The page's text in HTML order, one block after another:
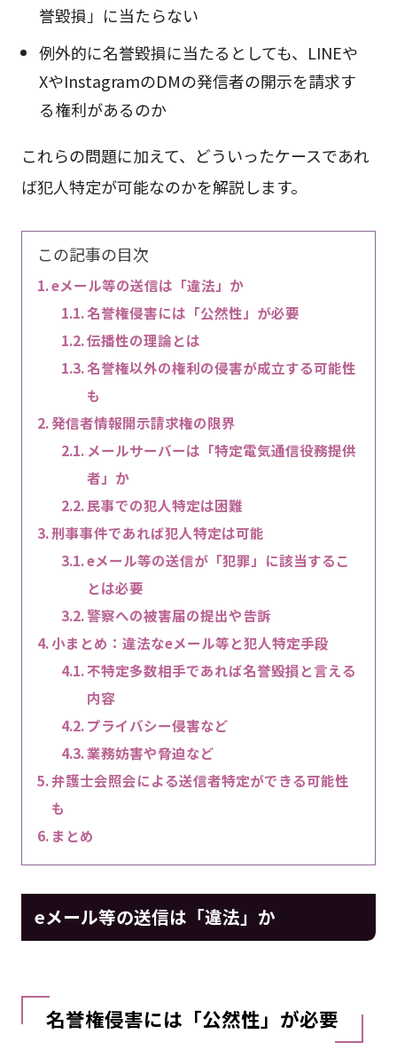
誉毀損」に当たらない
例外的に名誉毀損に当たるとしても、LINEや
XやInstagramのDMの発信者の開示を請求す
る権利があるのか
これらの問題に加えて、どういったケースであれ
ば犯人特定が可能なのかを解説します。
この記事の目次
eメール等の送信は「違法」か
名誉権侵害には「公然性」が必要
伝播性の理論とは
名誉権以外の権利の侵害が成立する可能性
も
発信者情報開示請求権の限界
メールサーバーは「特定電気通信役務提供
者」か
民事での犯人特定は困難
刑事事件であれば犯人特定は可能
eメール等の送信が「犯罪」に該当するこ
とは必要
警察への被害届の提出や告訴
小まとめ：違法なeメール等と犯人特定手段
不特定多数相手であれば名誉毀損と言える
内容
プライバシー侵害など
業務妨害や脅迫など
弁護士会照会による送信者特定ができる可能性
も
まとめ
eメール等の送信は「違法」か
名誉権侵害には「公然性」が必要